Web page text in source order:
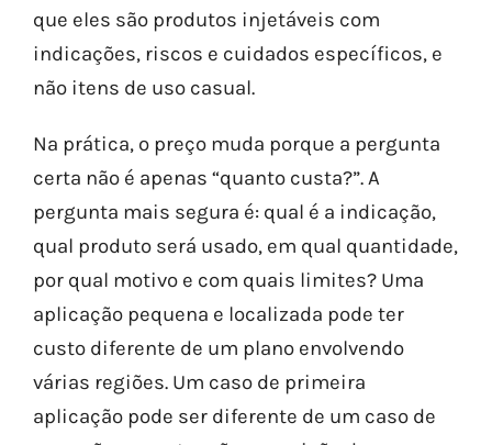
que eles são produtos injetáveis com
indicações, riscos e cuidados específicos, e
não itens de uso casual.
Na prática, o preço muda porque a pergunta
certa não é apenas “quanto custa?”. A
pergunta mais segura é: qual é a indicação,
qual produto será usado, em qual quantidade,
por qual motivo e com quais limites? Uma
aplicação pequena e localizada pode ter
custo diferente de um plano envolvendo
várias regiões. Um caso de primeira
aplicação pode ser diferente de um caso de